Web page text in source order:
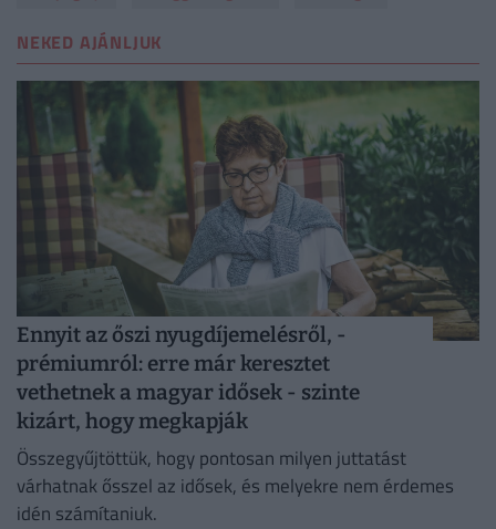
NEKED AJÁNLJUK
Ennyit az őszi nyugdíjemelésről, -
prémiumról: erre már keresztet
vethetnek a magyar idősek - szinte
kizárt, hogy megkapják
Összegyűjtöttük, hogy pontosan milyen juttatást
várhatnak ősszel az idősek, és melyekre nem érdemes
idén számítaniuk.